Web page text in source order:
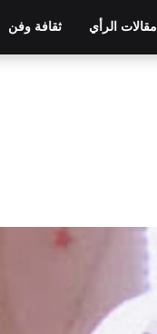
مقالات الرأي ثقافة وفن